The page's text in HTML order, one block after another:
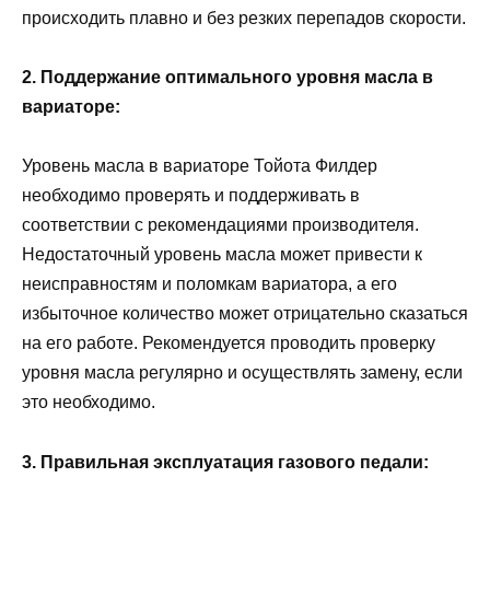
происходить плавно и без резких перепадов скорости.
2. Поддержание оптимального уровня масла в
вариаторе:
Уровень масла в вариаторе Тойота Филдер
необходимо проверять и поддерживать в
соответствии с рекомендациями производителя.
Недостаточный уровень масла может привести к
неисправностям и поломкам вариатора, а его
избыточное количество может отрицательно сказаться
на его работе. Рекомендуется проводить проверку
уровня масла регулярно и осуществлять замену, если
это необходимо.
3. Правильная эксплуатация газового педали: